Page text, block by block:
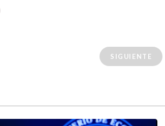
SIGUIENTE